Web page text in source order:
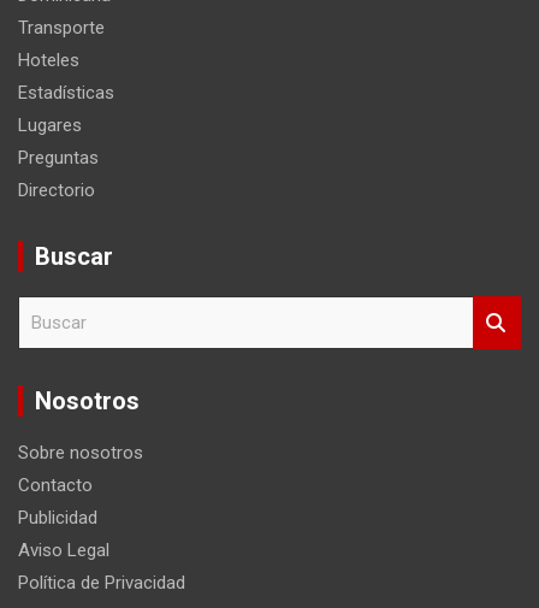
Transporte
Hoteles
Estadísticas
Lugares
Preguntas
Directorio
Buscar
c
Nosotros
Sobre nosotros
Contacto
Publicidad
Aviso Legal
Política de Privacidad